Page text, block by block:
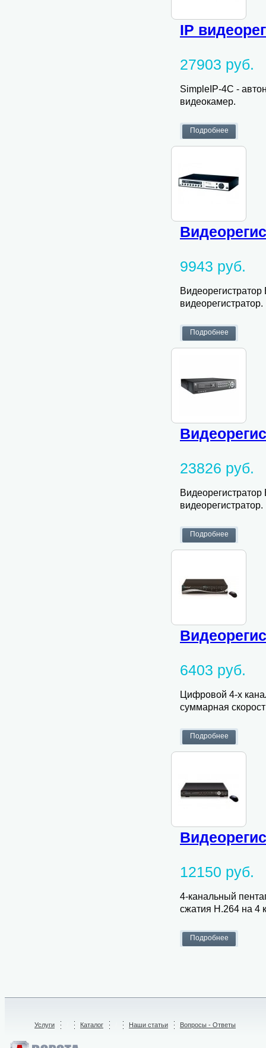
IP
27903 руб.
SimpleIP-4C -
видеокамер.
9943 руб.
видеорегистратор.
23826 руб.
видеорегистратор.
6403 руб.
Цифровой 4-х
суммарная
12150 руб.
4-канальный
сжатия H.264 на 4
Услуги Каталог Наши статьи Вопросы - Ответы